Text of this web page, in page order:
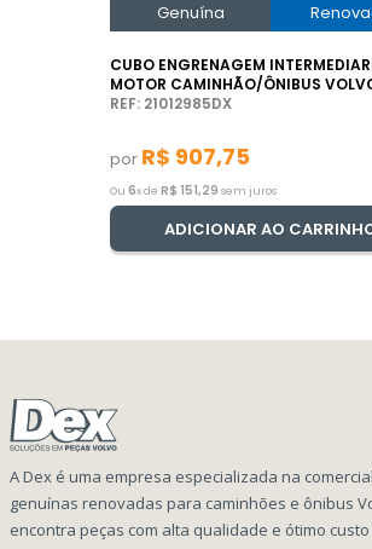
Genuína
CUBO ENGRENAGEM
MOTOR CAMINHÃO/ÔNIBUS
REF: 21012985DX
por R$ 907,75
Ou 6x de R$ 151,29 sem juros
ADICIONAR AO
A Dex é uma empresa especializada na
genuínas renovadas para caminhões e ônibus
encontra peças com alta qualidade e ótimo